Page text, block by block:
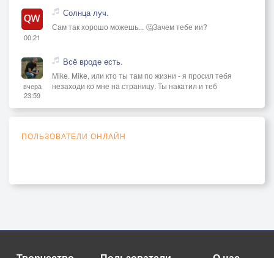
00:21
Солнца луч.
Сам так хорошо можешь... 🤔Зачем тебе ии?
вчера
23:59
Всё вроде есть.
Mike. Mike, или кто ты там по жизни - я просил тебя
незаходи ко мне на страницу. Ты накатил и теб
ПОЛЬЗОВАТЕЛИ ОНЛАЙН